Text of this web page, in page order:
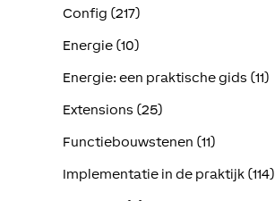
Config (217)
Energie (10)
Energie: een praktische gids (11)
Extensions (25)
Functiebouwstenen (11)
Implementatie in de praktijk (114)